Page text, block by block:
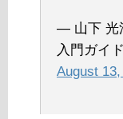
— 山下 光
入門ガイ
August